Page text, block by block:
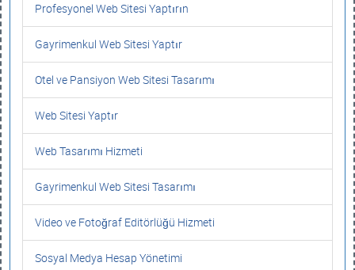
Profesyonel Web Sitesi Yaptırın
Gayrimenkul Web Sitesi Yaptır
Otel ve Pansiyon Web Sitesi Tasarımı
Web Sitesi Yaptır
Web Tasarımı Hizmeti
Gayrimenkul Web Sitesi Tasarımı
Video ve Fotoğraf Editörlüğü Hizmeti
Sosyal Medya Hesap Yönetimi